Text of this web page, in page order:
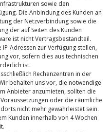
sowie den
Die Anbindung des Kunden an
der Netzverbindung sowie die
der auf Seiten des Kunden
ist nicht Vertragsbestandteil.
Adressen zur Verfügung stellen,
vor, sofern dies aus technischen
ist.
Rechenzentren in der
behalten uns vor, die notwendige
Anbieter anzumieten, sollten die
oder die räumliche
nicht mehr gewährleistet sein.
Kunden innerhalb von 4 Wochen